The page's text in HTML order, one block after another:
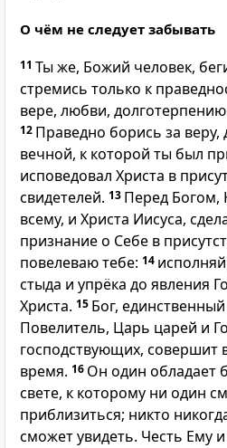
О чём не следует забывать
11 Ты же, Божий человек,
стремись только к
вере, любви,
12 Праведно борись за
вечной, к которой ты был
исповедовал Христа в
свидетелей. 13 Перед Богом,
всему, и Христа Иисуса,
признание о Себе в
повелеваю тебе: 14
стыда и упрёка до явления
Христа. 15 Бог,
Повелитель, Царь царей и
господствующих, совершит
время. 16 Он один обладает
свете, к которому ни один
приблизиться; никто
сможет увидеть. Честь Ему